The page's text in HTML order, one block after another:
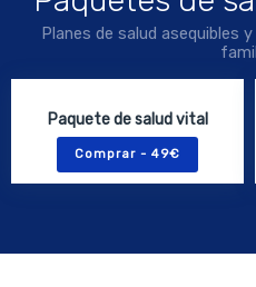
Planes de salud asequibles
Paquete de salud vital
Comprar - 49€